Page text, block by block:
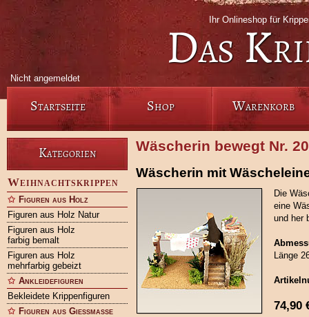
Ihr Onlineshop für
Das
Nicht angemeldet
Startseite Shop Warenkorb
Kategorien
Weihnachtskrippen
Figuren aus Holz
Figuren aus Holz Natur
Figuren aus Holz
farbig bemalt
Figuren aus Holz
mehrfarbig gebeizt
Ankleidefiguren
Bekleidete Krippenfiguren
Figuren aus Gießmasse
Wäscherin bewegt Nr.
Wäscherin mit
Die
eine
und her
Länge
74,90